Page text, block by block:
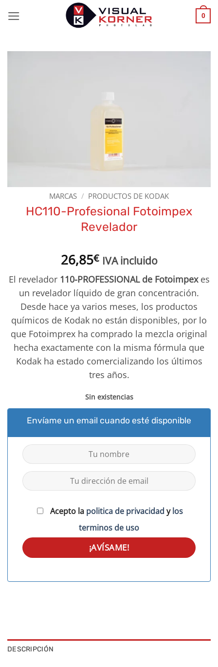
0
MARCAS / PRODUCTOS DE KODAK
HC110-Profesional Fotoimpex
Revelador
26,85€ IVA incluido
El revelador 110-PROFESSIONAL de Fotoimpex es
un revelador líquido de gran concentración.
Desde hace ya varios meses, los productos
químicos de Kodak no están disponibles, por lo
que Fotoimprex ha comprado la mezcla original
hecha exactamente con la misma fórmula que
Kodak ha estado comercializando los últimos
tres años.
Sin existencias
Envíame un email cuando esté disponible
Acepto la politica de privacidad ylos
terminos de uso
DESCRIPCIÓN